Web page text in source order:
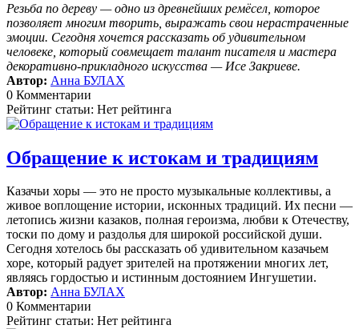
Резьба по дереву — одно из древнейших ремёсел, которое
позволяет многим творить, выражать свои нерастраченные
эмоции. Сегодня хочется рассказать об удивительном
человеке, который совмещает талант писателя и мастера
декоративно-прикладного искусства — Исе Закриеве.
Автор: Анна БУЛАХ
0 Комментарии
Рейтинг статьи: Нет рейтинга
Обращение к истокам и традициям
Казачьи хоры — это не просто музыкальные коллективы, а
живое воплощение истории, исконных традиций. Их песни —
летопись жизни казаков, полная героизма, любви к Отечеству,
тоски по дому и раздолья для широкой российской души.
Сегодня хотелось бы рассказать об удивительном казачьем
хоре, который радует зрителей на протяжении многих лет,
являясь гордостью и истинным достоянием Ингушетии.
Автор: Анна БУЛАХ
0 Комментарии
Рейтинг статьи: Нет рейтинга